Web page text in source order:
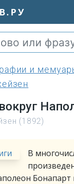
и
(1892)
В
Бонапарт